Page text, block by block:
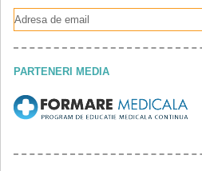
PARTENERI MEDIA